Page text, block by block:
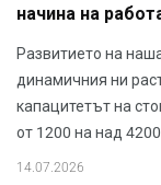
начина на
Развитието на
динамичния ни
капацитетът на
от 1200 на над
14.07.2026